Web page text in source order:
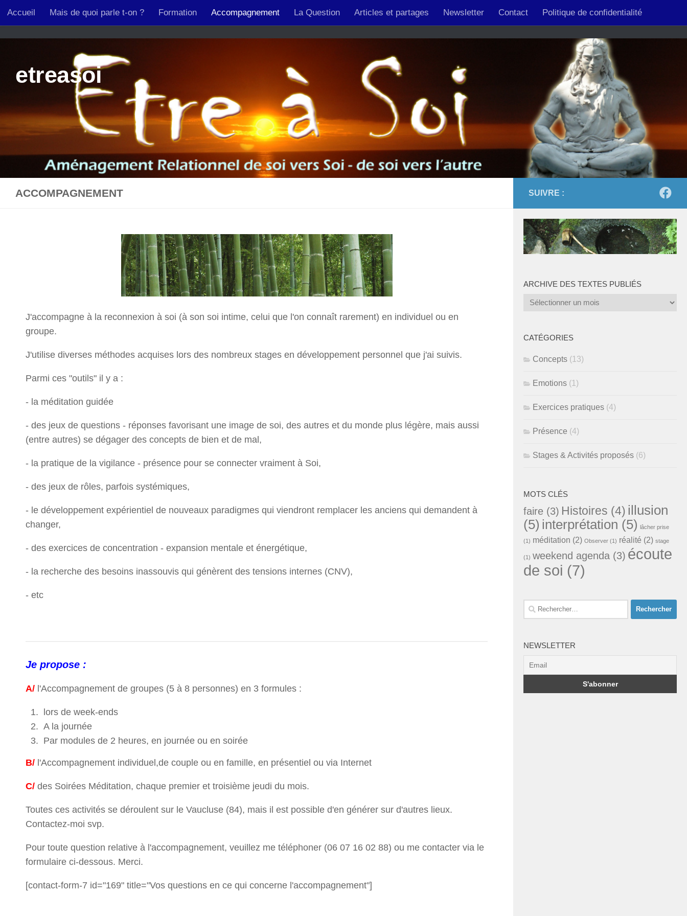
Skip to content
Accueil Mais de quoi parle t-on ? Formation Accompagnement La Question Articles et partages Newsletter Contact Politique de confidentialité
etreasoi
ACCOMPAGNEMENT
J'accompagne à la reconnexion à soi (à son soi intime, celui que l'on connaît rarement) en individuel ou en
groupe.
J'utilise diverses méthodes acquises lors des nombreux stages en développement personnel que j'ai suivis.
Parmi ces "outils" il y a :
- la méditation guidée
- des jeux de questions - réponses favorisant une image de soi, des autres et du monde plus légère, mais aussi
(entre autres) se dégager des concepts de bien et de mal,
- la pratique de la vigilance - présence pour se connecter vraiment à Soi,
- des jeux de rôles, parfois systémiques,
- le développement expérientiel de nouveaux paradigmes qui viendront remplacer les anciens qui demandent à
changer,
- des exercices de concentration - expansion mentale et énergétique,
- la recherche des besoins inassouvis qui génèrent des tensions internes (CNV),
- etc
Je propose :
A/ l'Accompagnement de groupes (5 à 8 personnes) en 3 formules :
lors de week-ends
A la journée
Par modules de 2 heures, en journée ou en soirée
B/ l'Accompagnement individuel,de couple ou en famille, en présentiel ou via Internet
C/ des Soirées Méditation, chaque premier et troisième jeudi du mois.
Toutes ces activités se déroulent sur le Vaucluse (84), mais il est possible d'en générer sur d'autres lieux.
Contactez-moi svp.
Pour toute question relative à l'accompagnement, veuillez me téléphoner (06 07 16 02 88) ou me contacter via le
formulaire ci-dessous. Merci.
[contact-form-7 id="169" title="Vos questions en ce qui concerne l'accompagnement"]
SUIVRE :
ARCHIVE DES TEXTES PUBLIÉS
Archive
publiés
CATÉGORIES
Concepts (13)
Emotions (1)
Exercices pratiques (4)
Présence (4)
Stages & Activités proposés (6)
MOTS CLÉS
faire (3) Histoires (4) illusion
(5) interprétation (5) lâcher prise
(1) méditation (2) Observer (1) réalité (2) stage
(1) weekend agenda (3) écoute
de soi (7)
Rechercher :
NEWSLETTER